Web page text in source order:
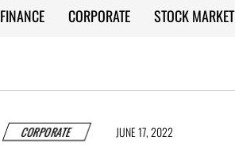
FINANCE CORPORATE STOCK MARKET
CORPORATE JUNE 17, 2022